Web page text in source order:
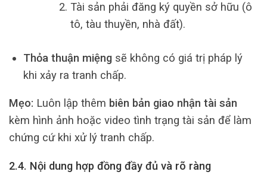
Tài sản phải đăng ký quyền sở hữu (ô
tô, tàu thuyền, nhà đất).
Thỏa thuận miệngsẽ không có giá trị pháp lý
khi xảy ra tranh chấp.
Mẹo: Luôn lập thêm biên bản giao nhận tài sản
kèm hình ảnh hoặc video tình trạng tài sản để làm
chứng cứ khi xử lý tranh chấp.
2.4. Nội dung hợp đồng đầy đủ và rõ ràng